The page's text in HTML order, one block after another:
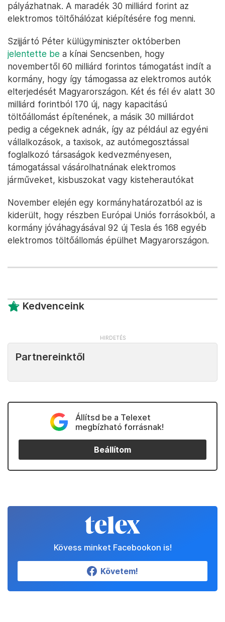
pályázhatnak. A maradék 30 milliárd forint az
elektromos töltőhálózat kiépítésére fog menni.
Szijjártó Péter külügyminiszter októberben
jelentette be a kínai Sencsenben, hogy
novembertől 60 milliárd forintos támogatást indít a
kormány, hogy így támogassa az elektromos autók
elterjedését Magyarországon. Két és fél év alatt 30
milliárd forintból 170 új, nagy kapacitású
töltőállomást építenének, a másik 30 milliárdot
pedig a cégeknek adnák, így az például az egyéni
vállalkozások, a taxisok, az autómegosztással
foglalkozó társaságok kedvezményesen,
támogatással vásárolhatnának elektromos
járműveket, kisbuszokat vagy kisteherautókat
November elején egy kormányhatározatból az is
kiderült, hogy részben Európai Uniós forrásokból, a
kormány jóváhagyásával 92 új Tesla és 168 egyéb
elektromos töltőállomás épülhet Magyarországon.
Kedvenceink
Partnereinktől
Állítsd be a Telexet
megbízható forrásnak!
Beállítom
Kövess minket Facebookon is!
Követem!